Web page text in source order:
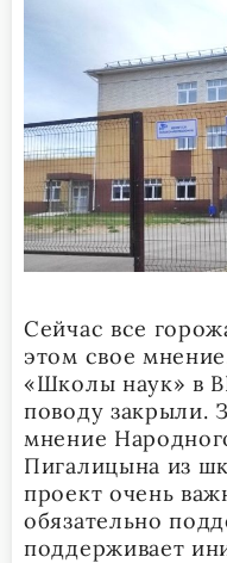
Сейчас все
этом свое
«Школы наук» в
поводу закрыли.
мнение
Пигалицына из
проект очень
обязательно
поддерживает